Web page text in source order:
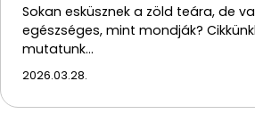
Sokan esküsznek a zöld teára, de
egészséges, mint mondják?
mutatunk…
2026.03.28.